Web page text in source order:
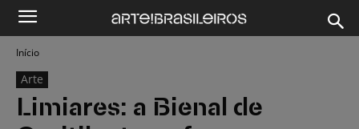
Início
Arte
Limiares: a Bienal de